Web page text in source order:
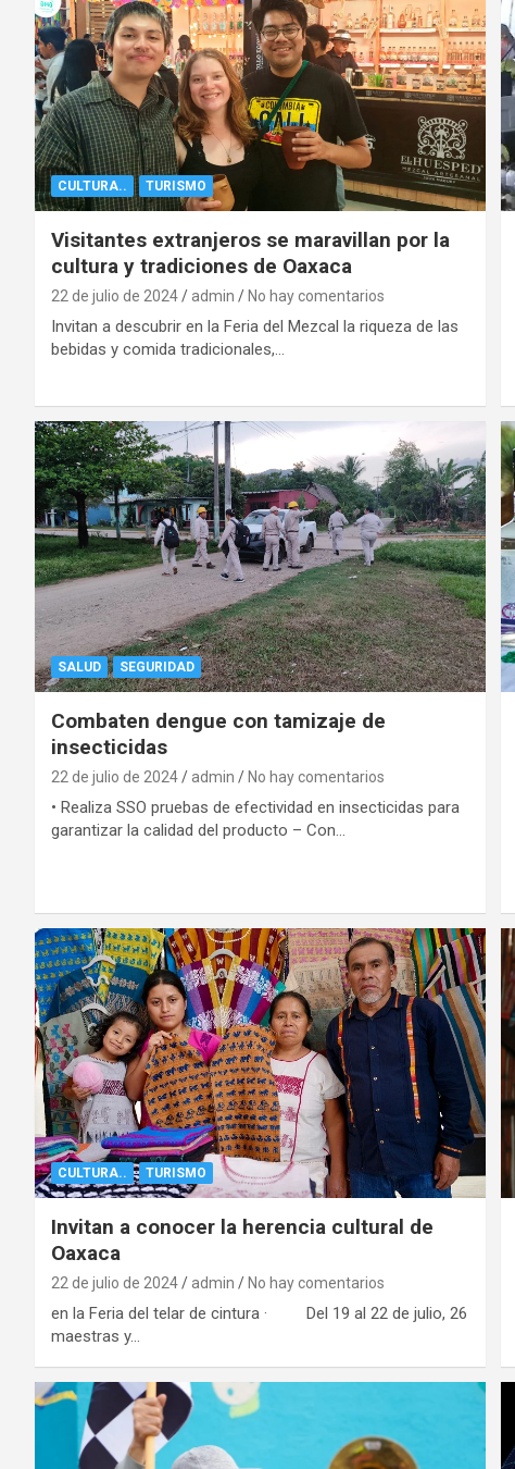
CULTURA.. TURISMO
Visitantes extranjeros se maravillan por la
cultura y tradiciones de Oaxaca
22 de julio de 2024 admin No hay comentarios
Invitan a descubrir en la Feria del Mezcal la riqueza de las
bebidas y comida tradicionales,…
SALUD SEGURIDAD
Combaten dengue con tamizaje de
insecticidas
22 de julio de 2024 admin No hay comentarios
• Realiza SSO pruebas de efectividad en insecticidas para
garantizar la calidad del producto – Con…
CULTURA.. TURISMO
Invitan a conocer la herencia cultural de
Oaxaca
22 de julio de 2024 admin No hay comentarios
en la Feria del telar de cintura · Del 19 al 22 de julio, 26
maestras y…